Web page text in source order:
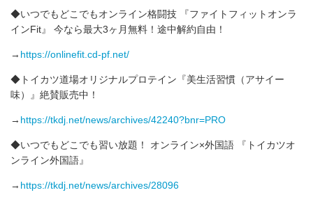
◆いつでもどこでもオンライン格闘技 ‪『ファイトフィットオンラ
インFit』 ‬‪今なら‬最大3ヶ月無料！途中解約自由！‬
‪→ https://onlinefit.cd-pf.net/
◆トイカツ道場オリジナルプロテイン『美生活習慣（アサイー
味）』絶賛販売中！
→ https://tkdj.net/news/archives/42240?bnr=PRO
◆いつでもどこでも習い放題！ オンライン×外国語 『トイカツオ
ンライン外国語』
→ https://tkdj.net/news/archives/28096